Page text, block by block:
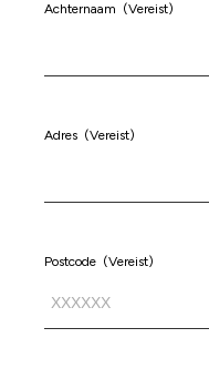
Achternaam (Vereist)
Adres (Vereist)
Postcode (Vereist)